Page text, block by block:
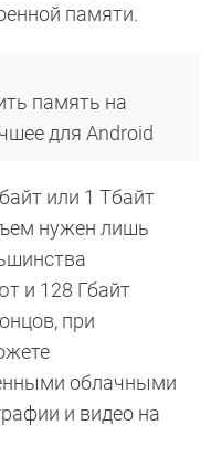
памяти.
память на
для Android
или 1 Тбайт
нужен лишь
и 128 Гбайт
при
облачными
и видео на